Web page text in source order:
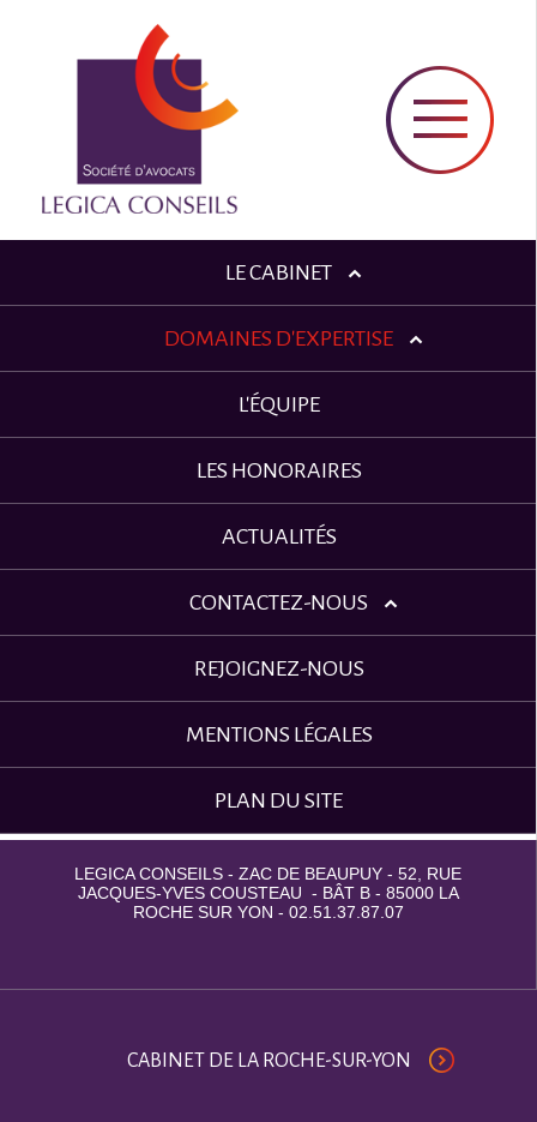
LE CABINET
DOMAINES D'EXPERTISE
L'ÉQUIPE
LES HONORAIRES
ACTUALITÉS
CONTACTEZ-NOUS
REJOIGNEZ-NOUS
MENTIONS LÉGALES
PLAN DU SITE
LEGICA CONSEILS - ZAC DE BEAUPUY - 52, RUE
JACQUES-YVES COUSTEAU - BÂT B - 85000 LA
ROCHE SUR YON - 02.51.37.87.07
CABINET DE LA ROCHE-SUR-YON